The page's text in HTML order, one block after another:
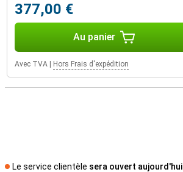
377,00 €
Au panier
Avec TVA Hors Frais d'expédition
Le service clientèle sera ouvert aujourd'hui